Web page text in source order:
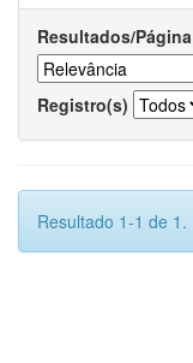
Resultados/Página
Registro(s)
Resultado 1-1 de 1.